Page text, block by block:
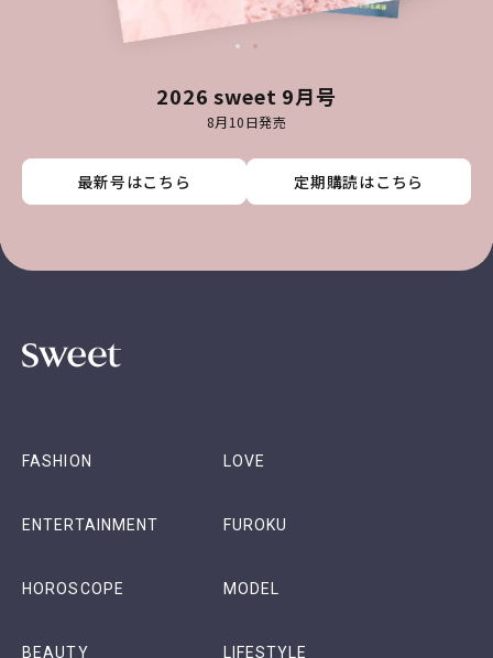
2026 sweet 9月号
8月10日発売
最新号はこちら 定期購読はこちら
最新号はこちら 定期購読はこちら
最新号はこちら 定期購読はこちら
最新号はこちら 定期購読はこちら
FASHION LOVE
ENTERTAINMENT FUROKU
HOROSCOPE MODEL
BEAUTY LIFESTYLE